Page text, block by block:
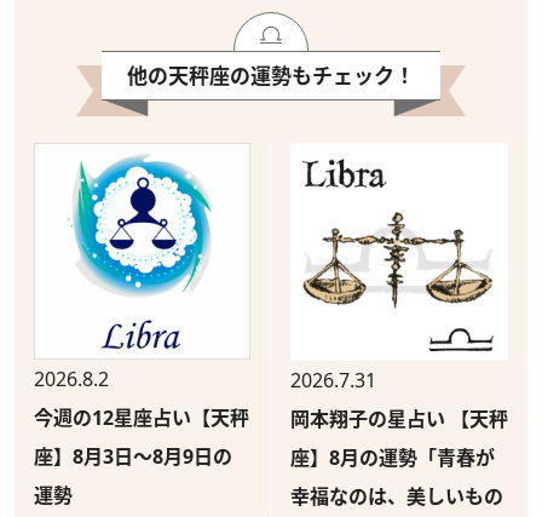
他の天秤座の運勢もチェック！
2026.8.2
今週の12星座占い【天秤
座】8月3日～8月9日の
運勢
2026.7.31
岡本翔子の星占い 【天秤
座】8月の運勢「青春が
幸福なのは、美しいもの